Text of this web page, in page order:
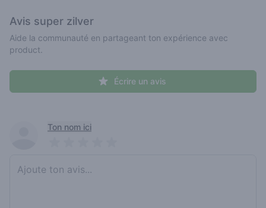
Avis super zilver
Aide la communauté en partageant ton expérience avec
product.
Écrire un avis
Recent reviews
Ton nom ici